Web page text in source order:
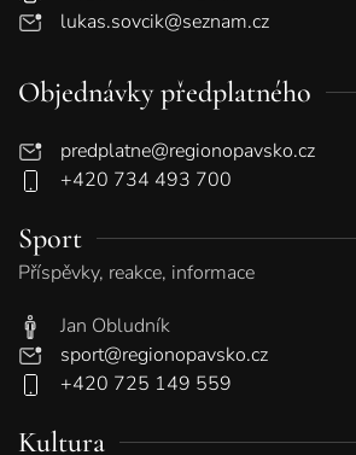
lukas.sovcik@seznam.cz
Objednávky předplatného
predplatne@regionopavsko.cz
+420 734 493 700
Sport
Příspěvky, reakce, informace
Jan Obludník
sport@regionopavsko.cz
+420 725 149 559
Kultura